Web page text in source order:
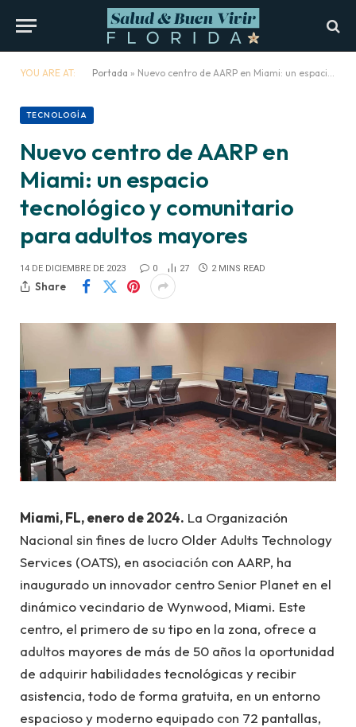
YOU ARE AT: Portada » Nuevo centro de AARP en Miami: un espacio tecnológico y comunitario para adultos mayores
TECNOLOGÍA
Nuevo centro de AARP en
Miami: un espacio
tecnológico y comunitario
para adultos mayores
14 DE DICIEMBRE DE 2023 0 27 2 MINS READ
Share
Miami, FL, enero de 2024. La Organización
Nacional sin fines de lucro Older Adults Technology
Services (OATS), en asociación con AARP, ha
inaugurado un innovador centro Senior Planet en el
dinámico vecindario de Wynwood, Miami. Este
centro, el primero de su tipo en la zona, ofrece a
adultos mayores de más de 50 años la oportunidad
de adquirir habilidades tecnológicas y recibir
asistencia, todo de forma gratuita, en un entorno
espacioso y moderno equipado con 72 pantallas,